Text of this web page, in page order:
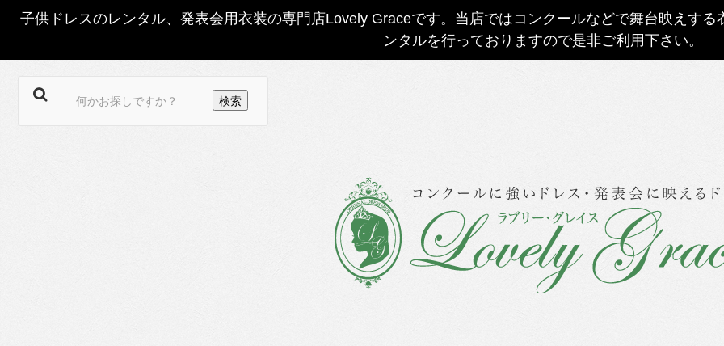
子供ドレスのレンタル、発表会用衣装の専門店Lovely Graceです。当店ではコンクールなどで舞台映えす
ンタルを行っておりますので是非ご利用下さい。